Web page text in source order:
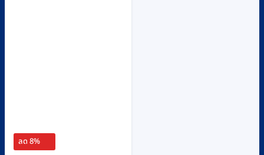
ลด 8%